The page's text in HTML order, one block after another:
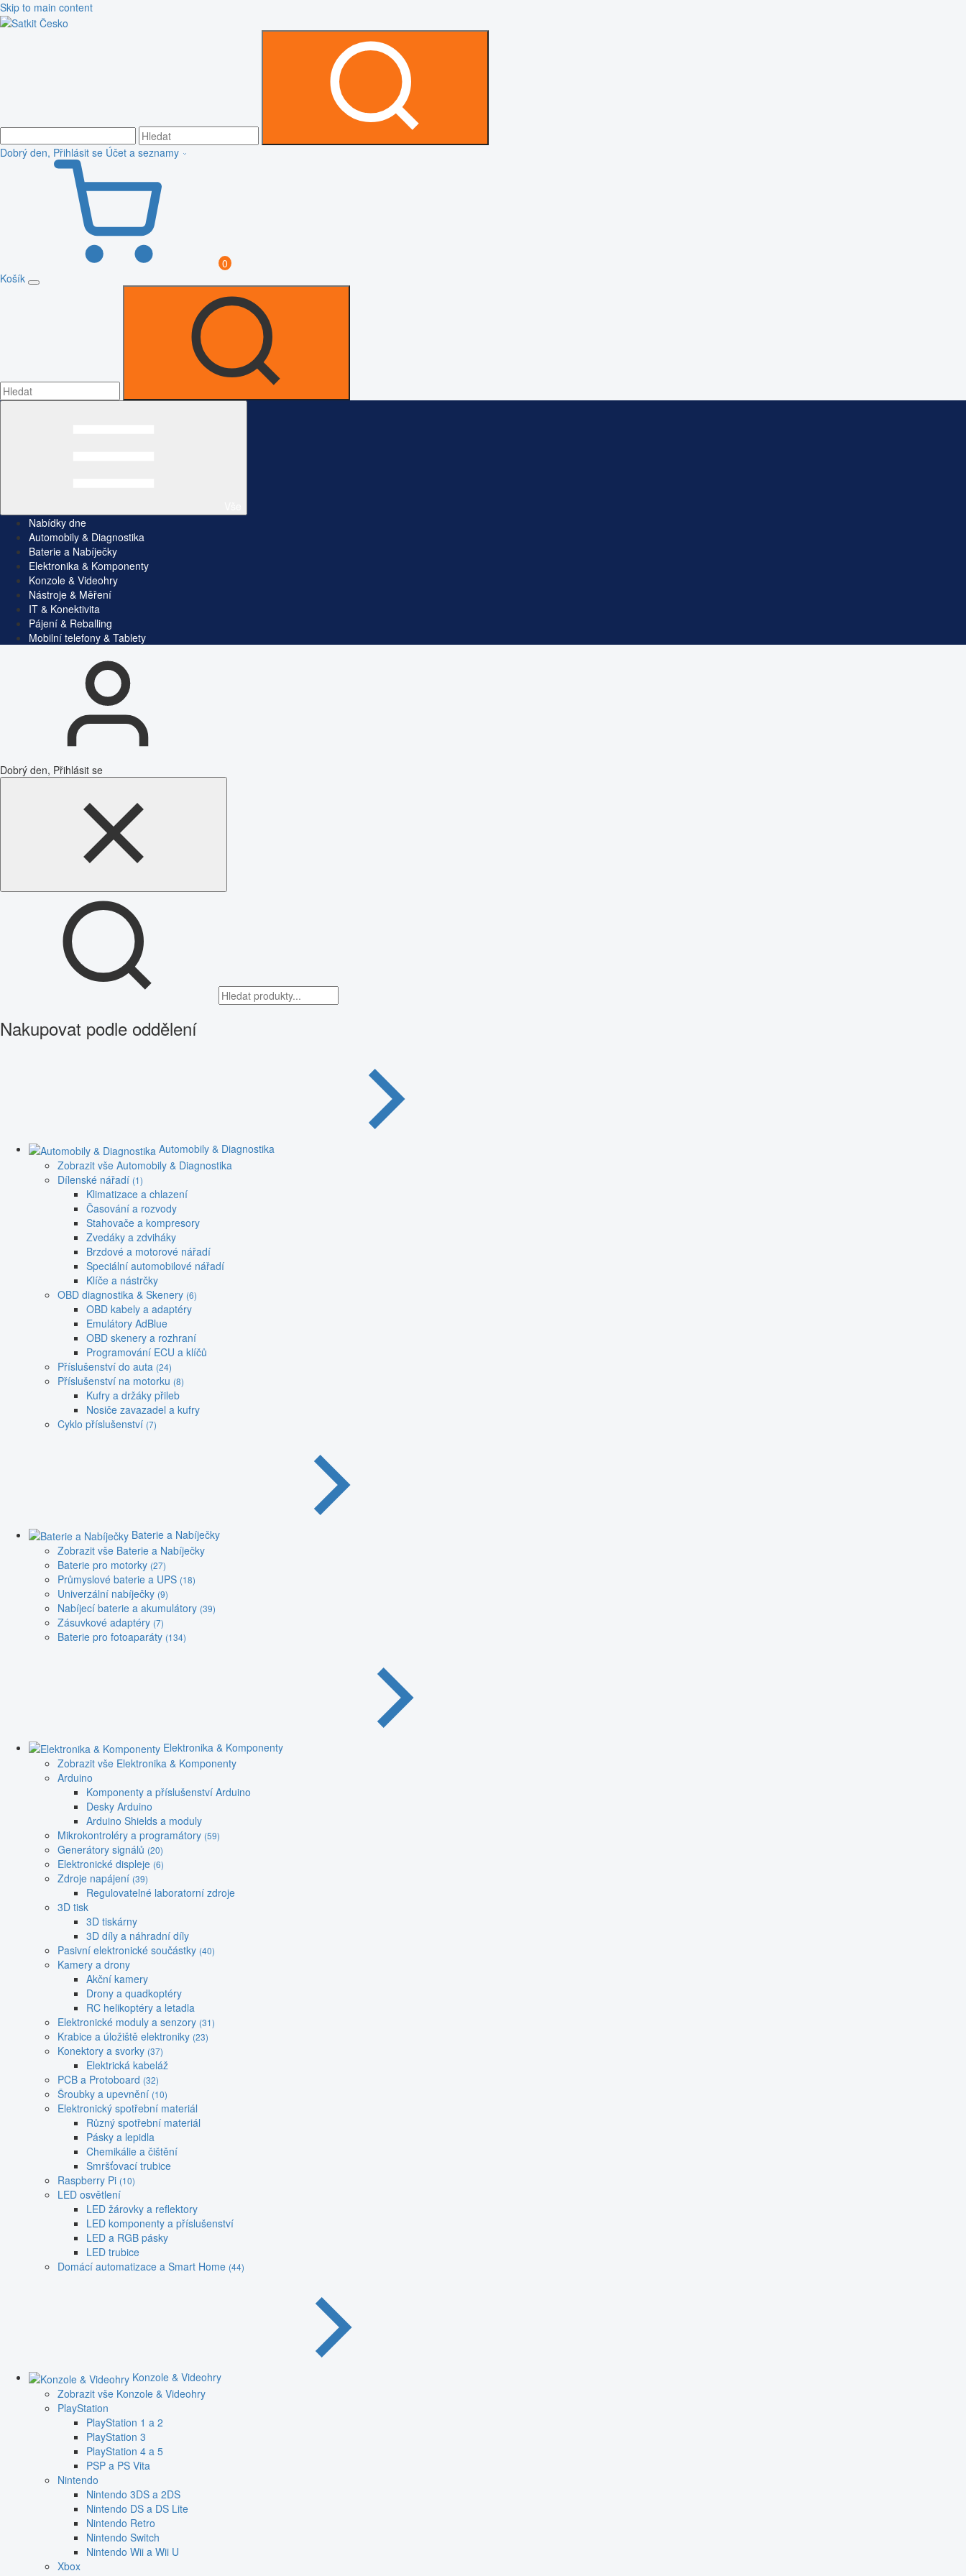
Skip to main content
Dobrý den, Přihlásit se Účet a seznamy
0
Košík
Nabídky dne
Automobily & Diagnostika
Baterie a Nabíječky
Elektronika & Komponenty
Konzole & Videohry
Nástroje & Měření
IT & Konektivita
Pájení & Reballing
Mobilní telefony & Tablety
Dobrý den, Přihlásit se
Nakupovat podle oddělení
Automobily & Diagnostika
Zobrazit vše Automobily & Diagnostika
Dílenské nářadí (1)
Klimatizace a chlazení
Časování a rozvody
Stahovače a kompresory
Zvedáky a zdviháky
Brzdové a motorové nářadí
Speciální automobilové nářadí
Klíče a nástrčky
OBD diagnostika & Skenery (6)
OBD kabely a adaptéry
Emulátory AdBlue
OBD skenery a rozhraní
Programování ECU a klíčů
Příslušenství do auta (24)
Příslušenství na motorku (8)
Kufry a držáky přileb
Nosiče zavazadel a kufry
Cyklo příslušenství (7)
Baterie a Nabíječky
Zobrazit vše Baterie a Nabíječky
Baterie pro motorky (27)
Průmyslové baterie a UPS (18)
Univerzální nabíječky (9)
Nabíjecí baterie a akumulátory (39)
Zásuvkové adaptéry (7)
Baterie pro fotoaparáty (134)
Elektronika & Komponenty
Zobrazit vše Elektronika & Komponenty
Arduino
Komponenty a příslušenství Arduino
Desky Arduino
Arduino Shields a moduly
Mikrokontroléry a programátory (59)
Generátory signálů (20)
Elektronické displeje (6)
Zdroje napájení (39)
Regulovatelné laboratorní zdroje
3D tisk
3D tiskárny
3D díly a náhradní díly
Pasivní elektronické součástky (40)
Kamery a drony
Akční kamery
Drony a quadkoptéry
RC helikoptéry a letadla
Elektronické moduly a senzory (31)
Krabice a úložiště elektroniky (23)
Konektory a svorky (37)
Elektrická kabeláž
PCB a Protoboard (32)
Šroubky a upevnění (10)
Elektronický spotřební materiál
Různý spotřební materiál
Pásky a lepidla
Chemikálie a čištění
Smršťovací trubice
Raspberry Pi (10)
LED osvětlení
LED žárovky a reflektory
LED komponenty a příslušenství
LED a RGB pásky
LED trubice
Domácí automatizace a Smart Home (44)
Konzole & Videohry
Zobrazit vše Konzole & Videohry
PlayStation
PlayStation 1 a 2
PlayStation 3
PlayStation 4 a 5
PSP a PS Vita
Nintendo
Nintendo 3DS a 2DS
Nintendo DS a DS Lite
Nintendo Retro
Nintendo Switch
Nintendo Wii a Wii U
Xbox